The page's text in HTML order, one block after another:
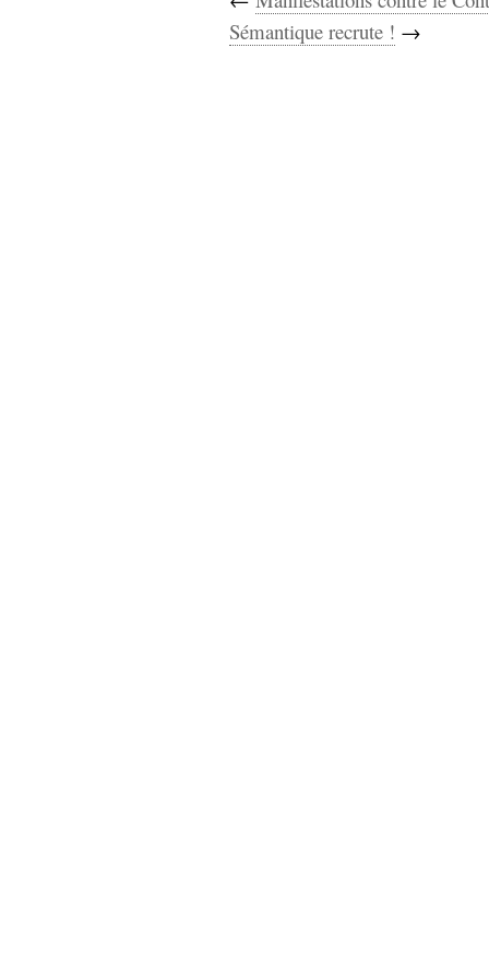
Sémantique recrute ! →